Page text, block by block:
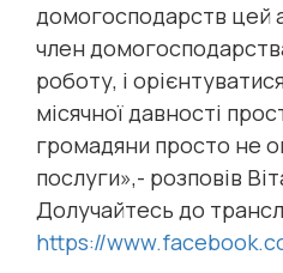
домогосподарств цей
член
роботу, і
місячної давності
громадяни просто не
послуги»,- розповів
Долучайтесь до
https://